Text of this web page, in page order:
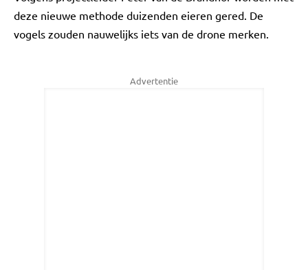
deze nieuwe methode duizenden eieren gered. De
vogels zouden nauwelijks iets van de drone merken.
Advertentie